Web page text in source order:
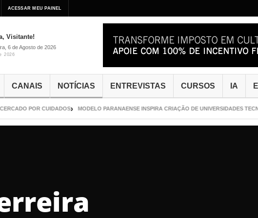
ACESSAR MEU PAINEL
Visitante!
6 de Agosto de 2026
2026
CANAIS NOTÍCIAS ENTREVISTAS CURSOS IA
POR CUIDADOS MODELO PARANAENSE INSPIRA CRIAÇÃO DE UNIVERSIDADES